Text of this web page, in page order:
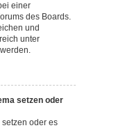
einer
des Boards.
und
unter
setzen oder
oder es